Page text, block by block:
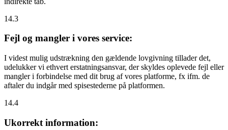
14.3
Fejl og mangler i vores service:
I videst mulig udstrækning den gældende lovgivning tillader det,
udelukker vi ethvert erstatningsansvar, der skyldes oplevede fejl eller
mangler i forbindelse med dit brug af vores platforme, fx ifm. de
aftaler du indgår med spisestederne på platformen.
14.4
Ukorrekt information: